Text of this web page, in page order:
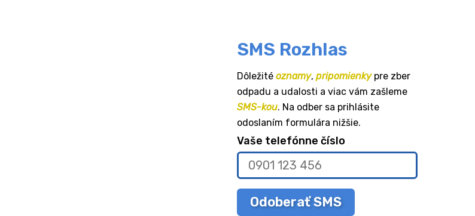
SMS Rozhlas
Dôležité oznamy, pripomienkypre zber
odpadu a udalosti a viac vám zašleme
SMS-kou. Na odber sa prihlásite
odoslaním formulára nižšie.
Vaše telefónne číslo
Odoberať SMS